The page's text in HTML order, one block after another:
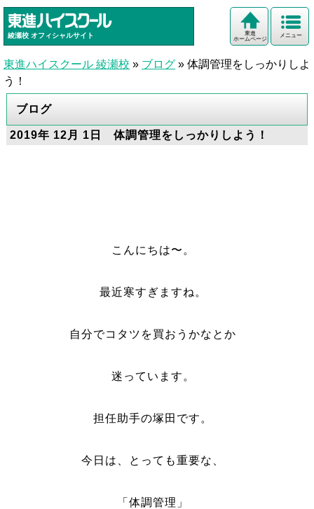
綾瀬校 オフィシャルサイト メニュー
東進
ホームページ
東進ハイスクール 綾瀬校 » ブログ » 体調管理をしっかりしよ
う！
ブログ
2019年 12月 1日 体調管理をしっかりしよう！
こんにちは〜。
最近寒すぎますね。
自分でコタツを買おうかなとか
迷っています。
担任助手の塚田です。
今日は、とっても重要な、
「体調管理」